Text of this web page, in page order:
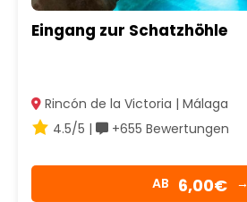
Eingang zur Schatzhöhle
Rincón de la Victoria | Málaga
4.5/5 |
+655 Bewertungen
AB 6,00€ →